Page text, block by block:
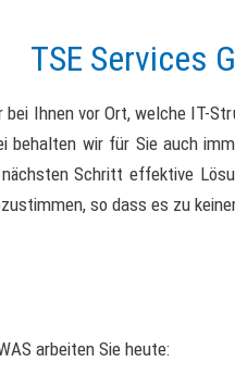
TSE Services
Ihnen vor Ort, welche IT-
behalten wir für Sie auch
Schritt effektive
so dass es zu
arbeiten Sie heute: